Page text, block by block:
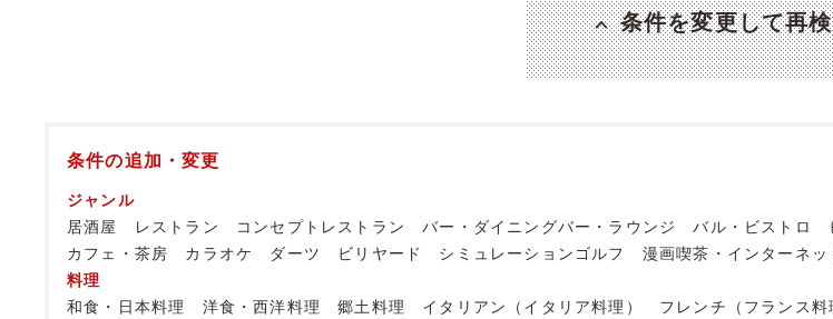
条件を変更して再
条件の追加・変更
ジャンル
居酒屋
レストラン コンセプトレストラン バー・ダイニングバー・ラウンジ バル・ビストロ
カフェ・茶房
カラオケ ダーツ ビリヤード シミュレーションゴルフ 漫画喫茶・インターネッ
料理
和食・日本料理
洋食・西洋料理 郷土料理 イタリアン（イタリア料理） フレンチ（フランス料